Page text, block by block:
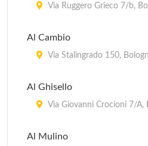
Via Ruggero Grieco 7/b,
Al Cambio
Via Stalingrado 150,
Al Ghisello
Via Giovanni Crocioni 7/A,
Al Mulino